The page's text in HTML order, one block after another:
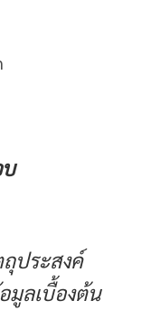
ประสงค์
มูลเบื้องต้น